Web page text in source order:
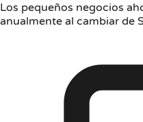
Los pequeños negocios
anualmente al cambiar de